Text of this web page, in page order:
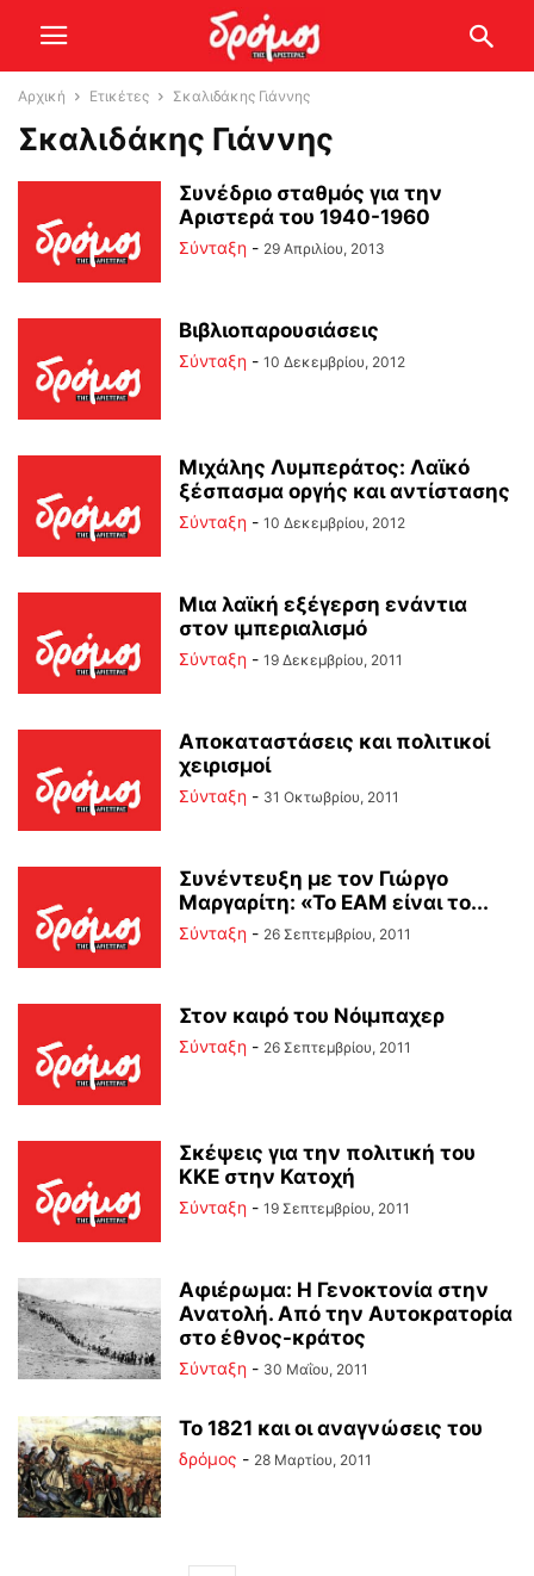
Αρχική Ετικέτες Σκαλιδάκης Γιάννης
Σκαλιδάκης Γιάννης
Συνέδριο σταθμός για την
Αριστερά του 1940-1960
Σύνταξη - 29 Απριλίου, 2013
Βιβλιοπαρουσιάσεις
Σύνταξη - 10 Δεκεμβρίου, 2012
Μιχάλης Λυμπεράτος: Λαϊκό
ξέσπασμα οργής και αντίστασης
Σύνταξη - 10 Δεκεμβρίου, 2012
Μια λαϊκή εξέγερση ενάντια
στον ιμπεριαλισμό
Σύνταξη - 19 Δεκεμβρίου, 2011
Αποκαταστάσεις και πολιτικοί
χειρισμοί
Σύνταξη - 31 Οκτωβρίου, 2011
Συνέντευξη με τον Γιώργο
Μαργαρίτη: «Το ΕΑΜ είναι το...
Σύνταξη - 26 Σεπτεμβρίου, 2011
Στον καιρό του Νόιμπαχερ
Σύνταξη - 26 Σεπτεμβρίου, 2011
Σκέψεις για την πολιτική του
ΚΚΕ στην Κατοχή
Σύνταξη - 19 Σεπτεμβρίου, 2011
Αφιέρωμα: Η Γενοκτονία στην
Ανατολή. Από την Αυτοκρατορία
στο έθνος-κράτος
Σύνταξη - 30 Μαΐου, 2011
Το 1821 και οι αναγνώσεις του
δρόμος - 28 Μαρτίου, 2011